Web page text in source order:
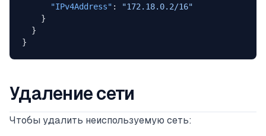
      "IPv4Address"
:
"172.18.0.2/16"
    }
  }
}
Удаление сети
Чтобы удалить неиспользуемую сеть: